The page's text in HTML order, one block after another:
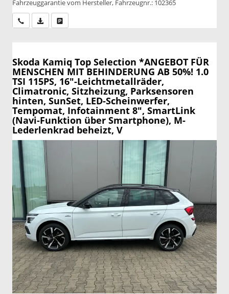
Fahrzeuggarantie vom Hersteller, Fahrzeugnr.: 102365
Wir rufen Sie anPDF-Datei, Fahrzeugexposé drucken
Skoda Kamiq Top Selection *ANGEBOT FÜR
MENSCHEN MIT BEHINDERUNG AB 50%! 1.0
TSI 115PS, 16"-Leichtmetallräder,
Climatronic, Sitzheizung, Parksensoren
hinten, SunSet, LED-Scheinwerfer,
Tempomat, Infotainment 8", SmartLink
(Navi-Funktion über Smartphone), M-
Lederlenkrad beheizt, V